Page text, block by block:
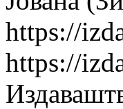
https://
https://